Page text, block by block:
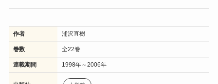
作者 浦沢直樹
巻数 全22巻
連載期間 1998年～2006年